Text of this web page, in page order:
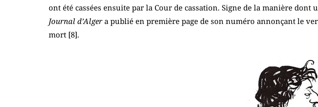
ont été cassées ensuite par la Cour de cassation. Signe de la manière
Journal d’Alger a publié en première page de son numéro annonçant le
mort [8].